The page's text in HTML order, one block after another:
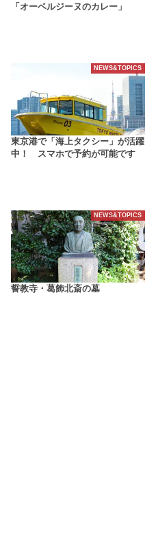
「オーベルジーヌのカレー」
NEWS&TOPICS
東京港で「海上タクシー」が活躍
中！ スマホで予約が可能です
NEWS&TOPICS
誓教寺・葛飾北斎の墓